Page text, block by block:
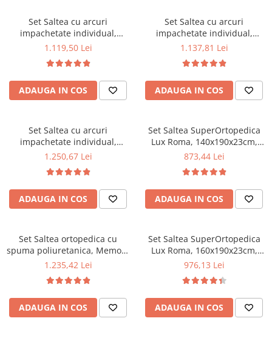
Mese gradinita
Scaune gradinita
Set mese si scaune gradinita
Mobilier copii
Mobila camera copii
Scaune birou pentru copii
Paturi copii
Masa si scaune gradinita
Seturi comode living si dormitor
Set Saltea cu arcuri
impachetate individual,
Pocket Spring Milano,
mediu spre soft, sistem de
aerisire perimetral, Saltex
plus 2 perne matlasate
microfibra 50x70cm, lavabile
1.119,50 Lei
ADAUGA IN COS
Set Saltea cu arcuri
impachetate individual,
Pocket Spring Milano,
mediu spre soft, sistem de
aerisire perimetral, Saltex
plus 2 perne matlasate
microfibra 50x70cm, lavabile
1.137,81 Lei
ADAUGA IN COS
Set Saltea cu arcuri
impachetate individual,
Pocket Spring Milano,
mediu spre soft, sistem de
aerisire perimetral, Saltex
plus 2 perne matlasate
microfibra 50x70cm, lavabile
1.250,67 Lei
ADAUGA IN COS
Set Saltea SuperOrtopedica
Lux Roma, 140x190x23cm,
fermitate tare, cu plasa arcuri
aerisire perimetral, Saltex
plus 2 perne matlasate
microfibra 50x70cm, lavabile
la 60°C
873,44 Lei
ADAUGA IN COS
Set Saltea ortopedica cu
spuma poliuretanica, Memory
Foam 5 cm Paris,
sistem de aerisire perimetral,
Saltex plus 2 perne matlasate
microfibra 50x70cm, lavabile
la 60°C
1.235,42 Lei
ADAUGA IN COS
Set Saltea SuperOrtopedica
Lux Roma, 160x190x23cm,
fermitate tare, cu plasa arcuri
aerisire perimetral, Saltex
plus 2 perne matlasate
microfibra 50x70cm, lavabile
la 60°C
976,13 Lei
ADAUGA IN COS